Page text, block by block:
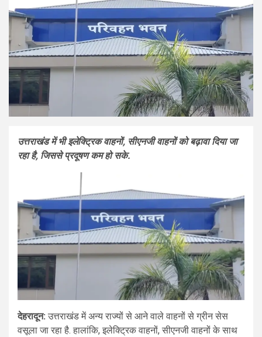
उत्तराखंड में भी इलेक्ट्रिक वाहनों, सीएनजी वाहनों को बढ़ावा दिया जा
रहा है, जिससे प्रदूषण कम हो सके.
देहरादून: उत्तराखंड में अन्य राज्यों से आने वाले वाहनों से ग्रीन सेस
वसूला जा रहा है. हालांकि, इलेक्ट्रिक वाहनों, सीएनजी वाहनों के साथ